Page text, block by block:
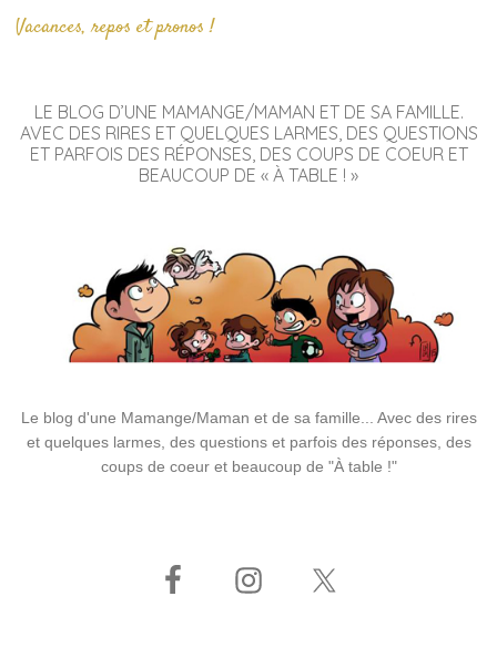
Vacances, repos et pronos !
LE BLOG D’UNE MAMANGE/MAMAN ET DE SA FAMILLE.
AVEC DES RIRES ET QUELQUES LARMES, DES QUESTIONS
ET PARFOIS DES RÉPONSES, DES COUPS DE COEUR ET
BEAUCOUP DE « À TABLE ! »
Le blog d'une Mamange/Maman et de sa famille... Avec des rires
et quelques larmes, des questions et parfois des réponses, des
coups de coeur et beaucoup de "À table !"